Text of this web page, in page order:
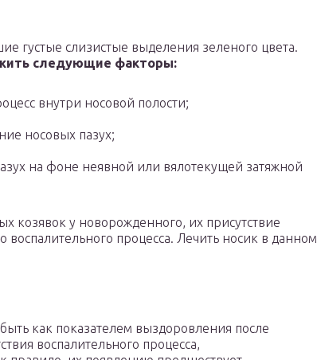
густые слизистые выделения зеленого цвета.
следующие факторы:
внутри носовой полости;
носовых пазух;
на фоне неявной или вялотекущей затяжной
козявок у новорожденного, их присутствие
процесса. Лечить носик в данном
как показателем выздоровления после
воспалительного процесса,